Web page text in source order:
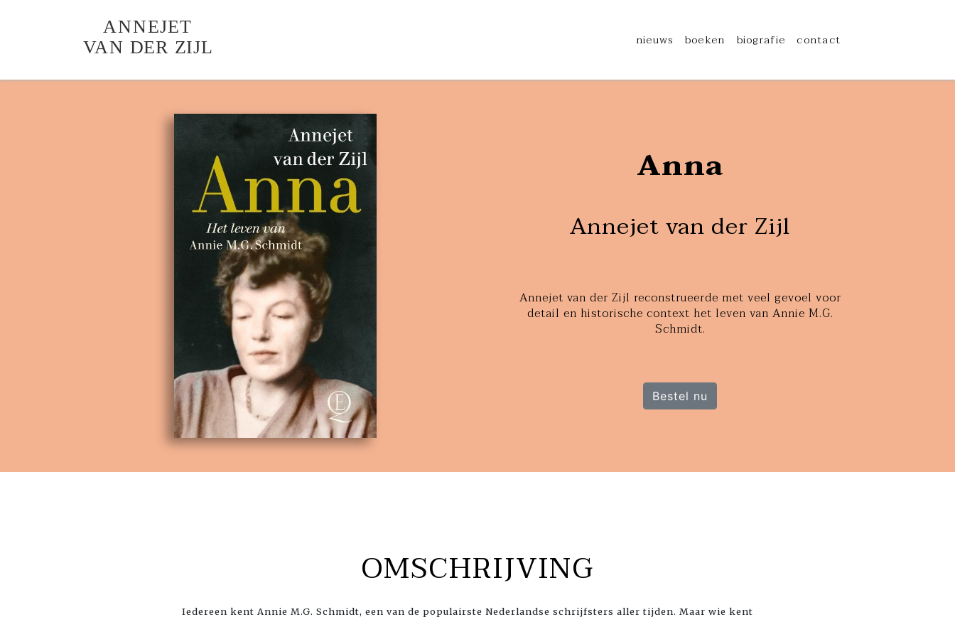
nieuws boeken biografie contact
Anna
Annejet van der Zijl
Annejet van der Zijl reconstrueerde met veel gevoel voor
detail en historische context het leven van Annie M.G.
Schmidt.
Bestel nu
OMSCHRIJVING
Iedereen kent Annie M.G. Schmidt, een van de populairste Nederlandse schrijfsters aller tijden. Maar wie kent